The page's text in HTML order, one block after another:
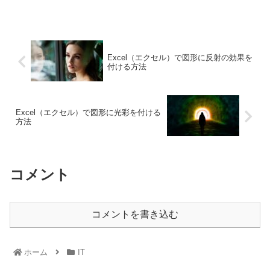
Excel（エクセル）で図形に反射の効果を
付ける方法
Excel（エクセル）で図形に光彩を付ける
方法
コメント
コメントを書き込む
ホーム IT